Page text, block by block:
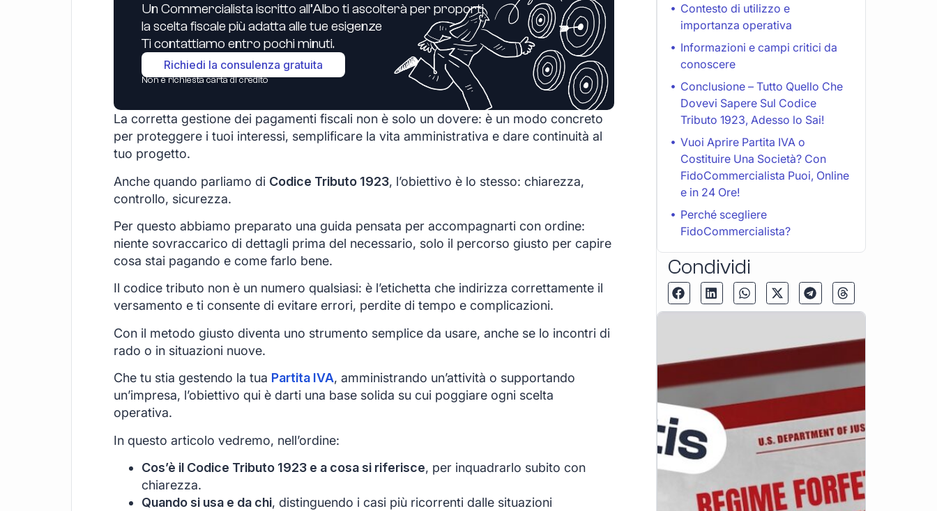
Un Commercialista iscritto all’Albo ti ascolterà per proporti
la scelta fiscale più adatta alle tue esigenze
Ti contattiamo entro pochi minuti.
Richiedi la consulenza gratuita
Non è richiesta carta di credito
La corretta gestione dei pagamenti fiscali non è solo un dovere: è un modo concreto
per proteggere i tuoi interessi, semplificare la vita amministrativa e dare continuità al
tuo progetto.
Anche quando parliamo di Codice Tributo 1923, l’obiettivo è lo stesso: chiarezza,
controllo, sicurezza.
Per questo abbiamo preparato una guida pensata per accompagnarti con ordine:
niente sovraccarico di dettagli prima del necessario, solo il percorso giusto per capire
cosa stai pagando e come farlo bene.
Il codice tributo non è un numero qualsiasi: è l’etichetta che indirizza correttamente il
versamento e ti consente di evitare errori, perdite di tempo e complicazioni.
Con il metodo giusto diventa uno strumento semplice da usare, anche se lo incontri di
rado o in situazioni nuove.
Che tu stia gestendo la tua Partita IVA, amministrando un’attività o supportando
un’impresa, l’obiettivo qui è darti una base solida su cui poggiare ogni scelta
operativa.
In questo articolo vedremo, nell’ordine:
Cos’è il Codice Tributo 1923 e a cosa si riferisce, per inquadrarlo subito con
chiarezza.
Quando si usa e da chi, distinguendo i casi più ricorrenti dalle situazioni
Contesto di utilizzo e
importanza operativa
Informazioni e campi critici da
conoscere
Conclusione – Tutto Quello Che
Dovevi Sapere Sul Codice
Tributo 1923, Adesso lo Sai!
Vuoi Aprire Partita IVA o
Costituire Una Società? Con
FidoCommercialista Puoi, Online
e in 24 Ore!
Perché scegliere
FidoCommercialista?
Condividi